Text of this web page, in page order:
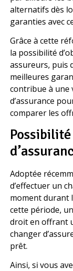
alternatifs dès
garanties avec
Grâce à cette
la possibilité
assureurs, puis
meilleures
contribue à une
d’assurance
comparer les
Adoptée
d’effectuer un
moment durant
cette période,
droit en offrant
changer
prêt.
Ainsi, si vous